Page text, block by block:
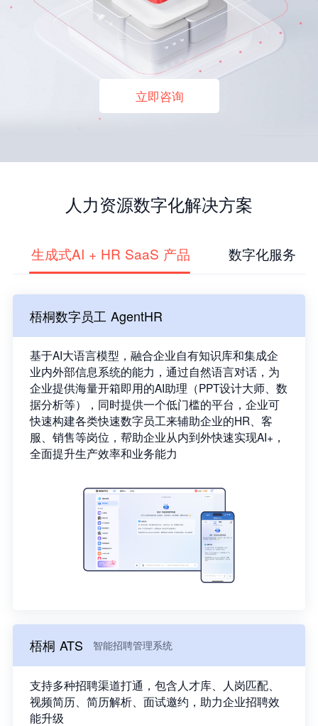
立即咨询
人力资源数字化解决方案
生成式AI + HR SaaS 产品 数字化服务
梧桐数字员工 AgentHR
基于AI大语言模型，融合企业自有知识库和集成企
业内外部信息系统的能力，通过自然语言对话，为
企业提供海量开箱即用的AI助理（PPT设计大师、数
据分析等），同时提供一个低门槛的平台，企业可
快速构建各类快速数字员工来辅助企业的HR、客
服、销售等岗位，帮助企业从内到外快速实现AI+，
全面提升生产效率和业务能力
梧桐 ATS 智能招聘管理系统
支持多种招聘渠道打通，包含人才库、人岗匹配、
视频简历、简历解析、面试邀约，助力企业招聘效
能升级